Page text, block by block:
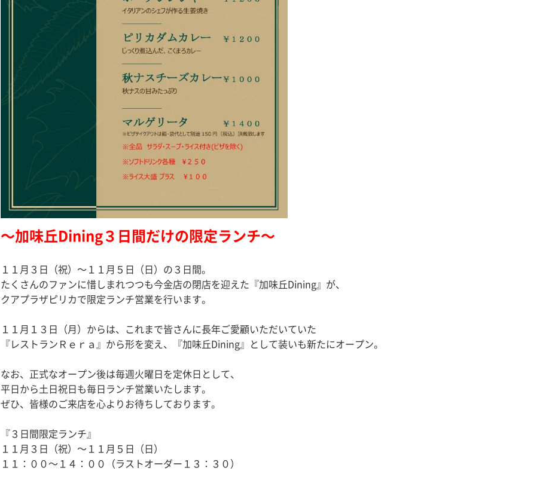
〜加味丘Dining３日間だけの限定ランチ〜
１１月３日（祝）〜１１月５日（日）の３日間。
たくさんのファンに惜しまれつつも今金店の閉店を迎えた『加味丘Dining』が、
クアプラザピリカで限定ランチ営業を行います。
１１月１３日（月）からは、これまで皆さんに長年ご愛顧いただいていた
『レストランＲｅｒａ』から形を変え、『加味丘Dining』として装いも新たにオープン。
なお、正式なオープン後は毎週火曜日を定休日として、
平日から土日祝日も毎日ランチ営業いたします。
ぜひ、皆様のご来店を心よりお待ちしております。
『３日間限定ランチ』
１１月３日（祝）〜１１月５日（日）
１１：００〜１４：００（ラストオーダー１３：３０）